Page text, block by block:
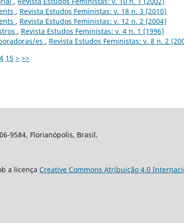
, Revista Estudos Feministas: v. 18 n. 3 (2010)
, Revista Estudos Feministas: v. 12 n. 2 (2004)
, Revista Estudos Feministas: v. 4 n. 1 (1996)
es , Revista Estudos Feministas: v. 8 n. 2
15 > >>
9584, Florianópolis, Brasil.
a licença Creative Commons Atribuição 4.0